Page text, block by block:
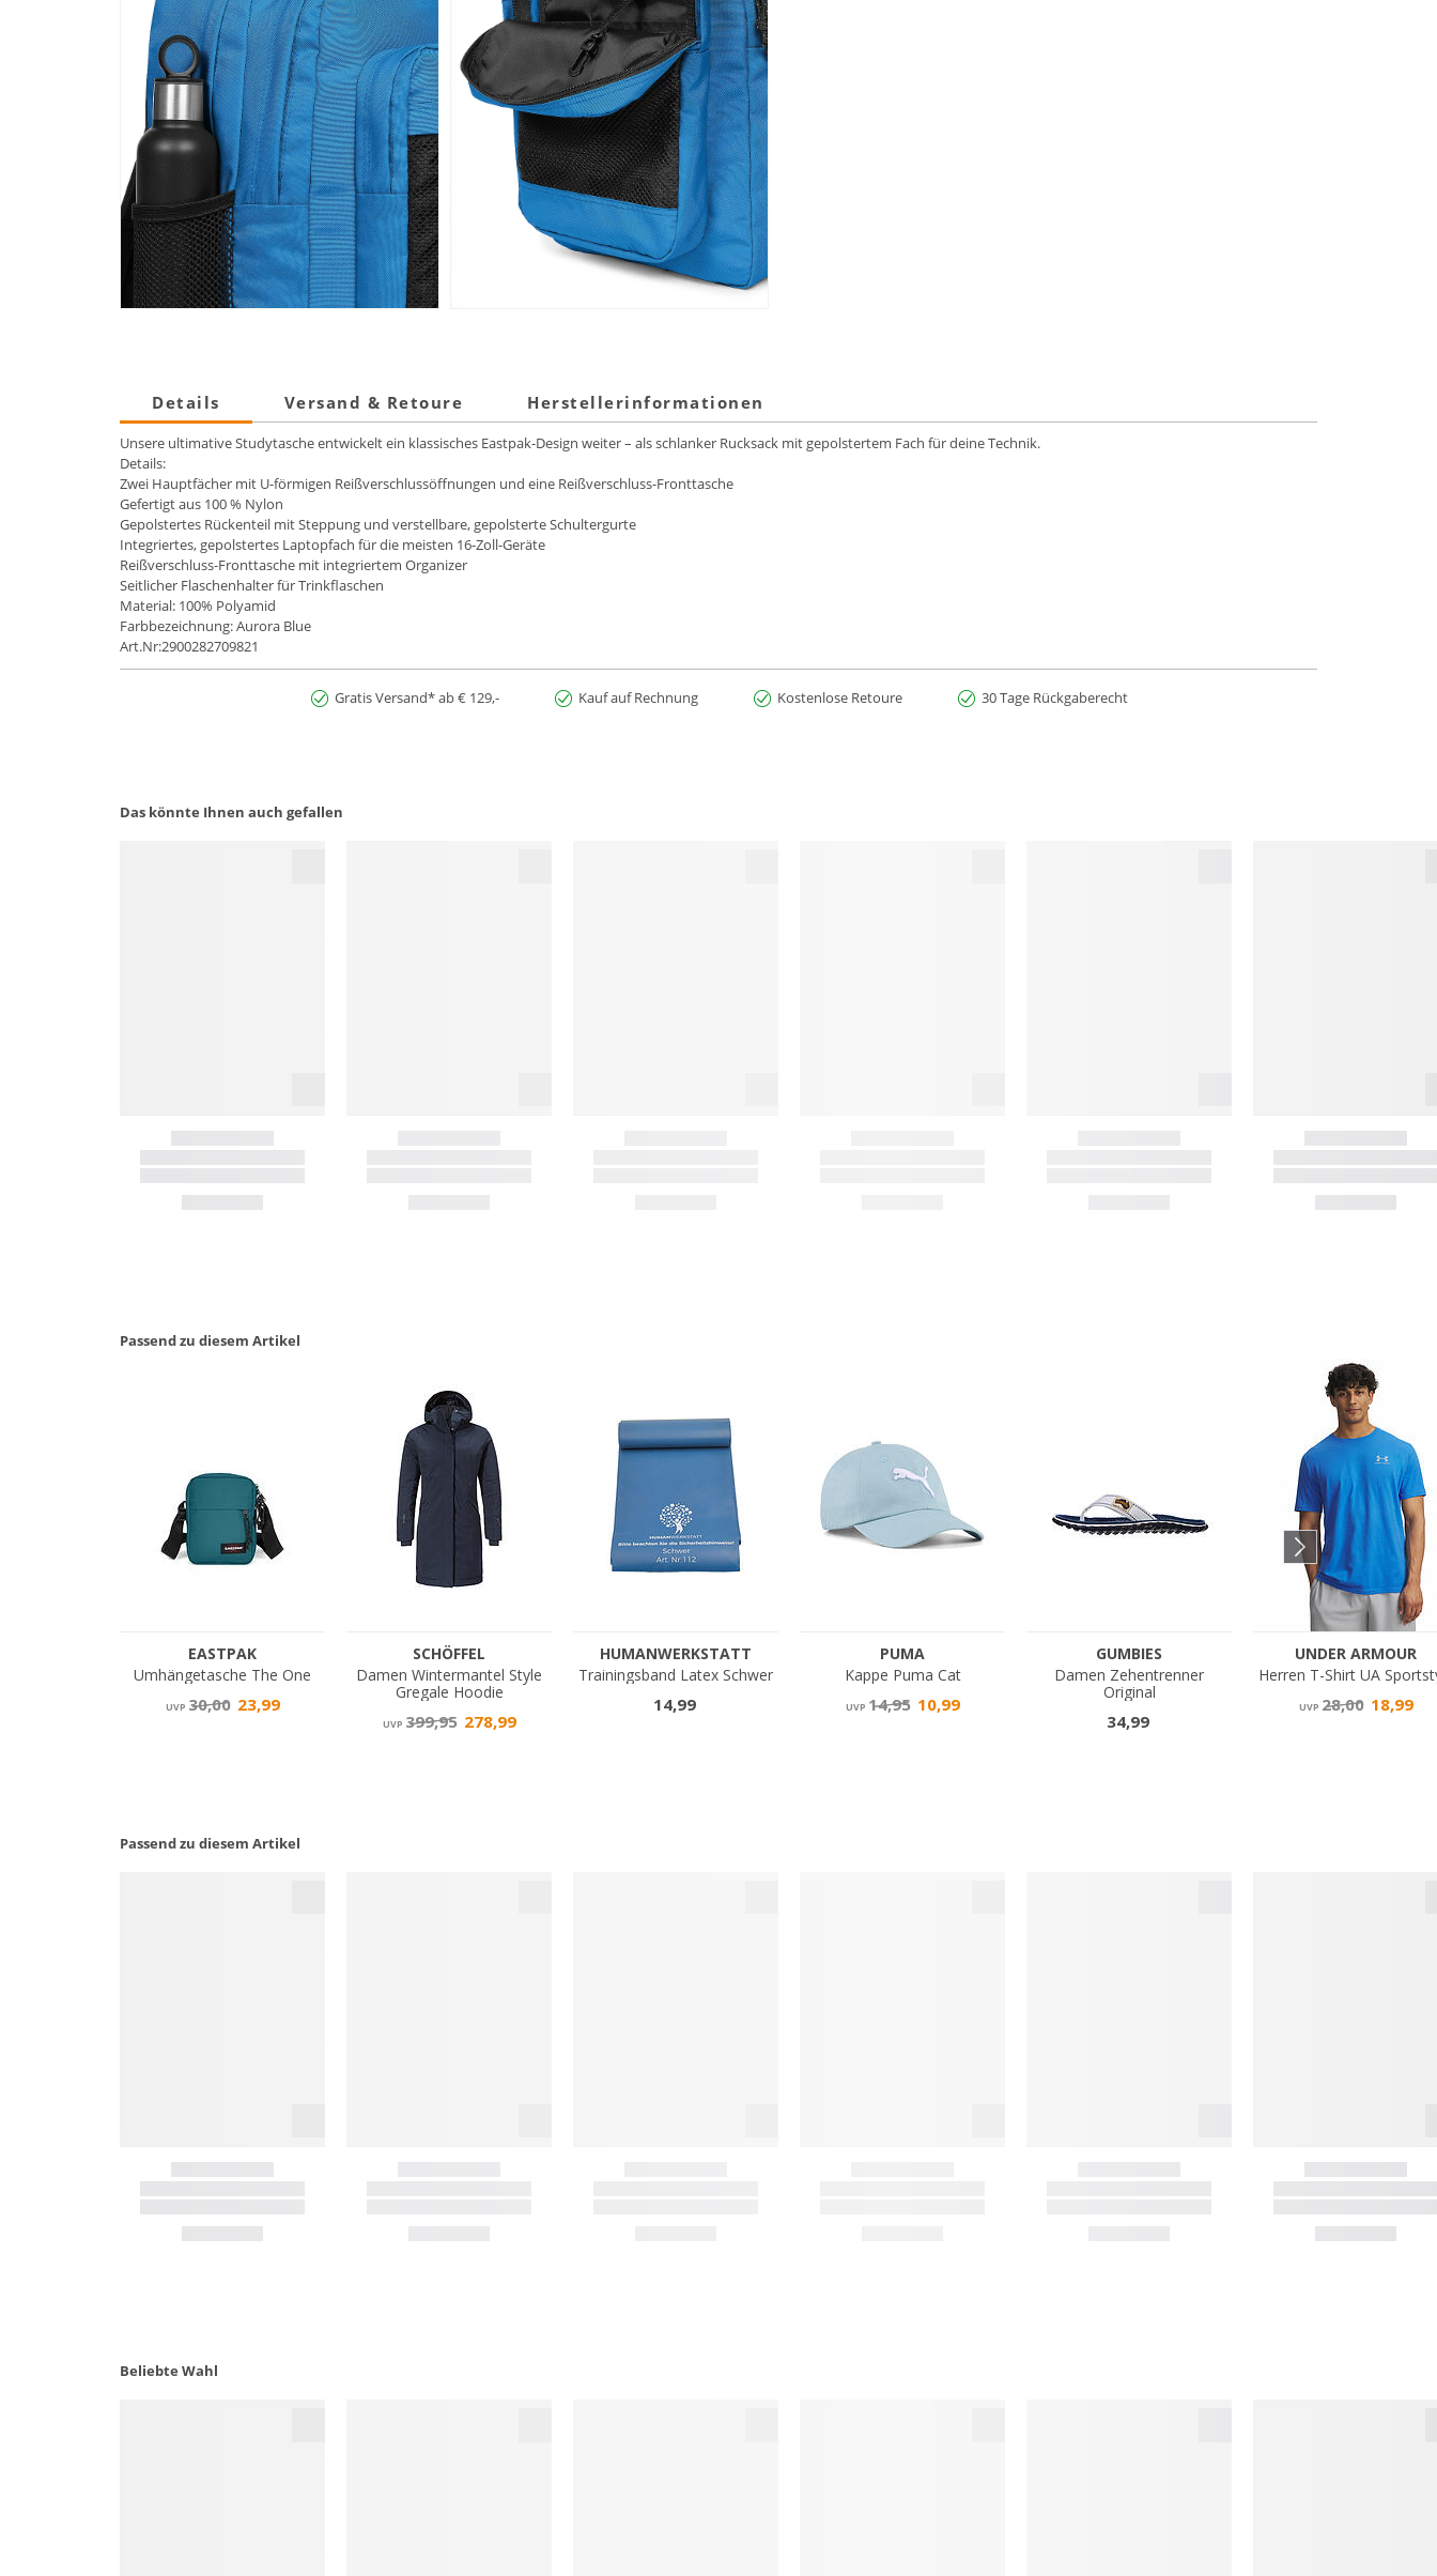
Details Versand & Retoure Herstellerinformationen
Unsere ultimative Studytasche entwickelt ein klassisches Eastpak-Design weiter – als schlanker Rucksack mit gepolstertem Fach für deine Technik.
Details:
Zwei Hauptfächer mit U-förmigen Reißverschlussöffnungen und eine Reißverschluss-Fronttasche
Gefertigt aus 100 % Nylon
Gepolstertes Rückenteil mit Steppung und verstellbare, gepolsterte Schultergurte
Integriertes, gepolstertes Laptopfach für die meisten 16-Zoll-Geräte
Reißverschluss-Fronttasche mit integriertem Organizer
Seitlicher Flaschenhalter für Trinkflaschen
Material: 100% Polyamid
Farbbezeichnung: Aurora Blue
Art.Nr:2900282709821
Gratis Versand* ab € 129,- Kauf auf Rechnung Kostenlose Retoure 30 Tage Rückgaberecht
Das könnte Ihnen auch gefallen
Passend zu diesem Artikel
Passend zu diesem Artikel
Beliebte Wahl